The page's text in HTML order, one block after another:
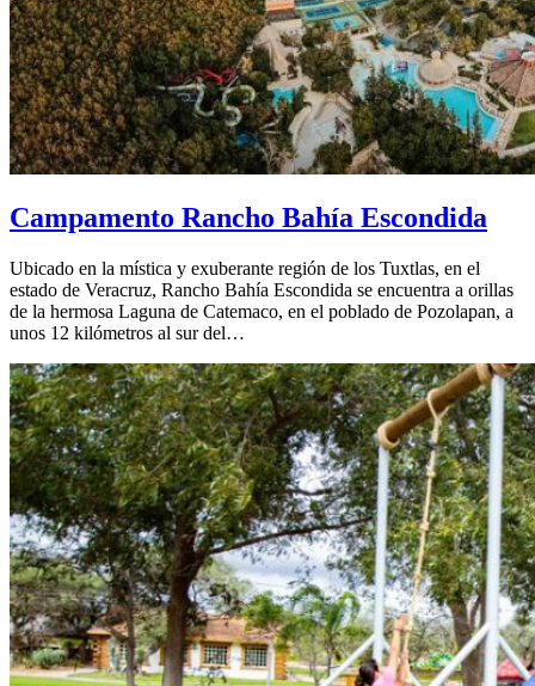
Campamento Rancho Bahía Escondida
Ubicado en la mística y exuberante región de los Tuxtlas, en el
estado de Veracruz, Rancho Bahía Escondida se encuentra a orillas
de la hermosa Laguna de Catemaco, en el poblado de Pozolapan, a
unos 12 kilómetros al sur del…